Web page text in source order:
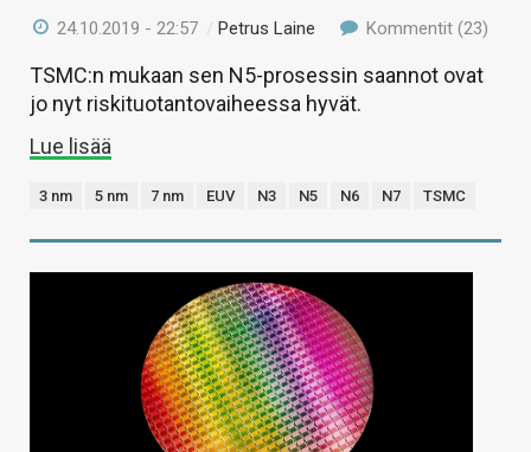
24.10.2019 - 22:57 /Petrus Laine Kommentit (23)
TSMC:n mukaan sen N5-prosessin saannot ovat
jo nyt riskituotantovaiheessa hyvät.
Lue lisää
3 nm 5 nm 7 nm EUV N3 N5 N6 N7 TSMC